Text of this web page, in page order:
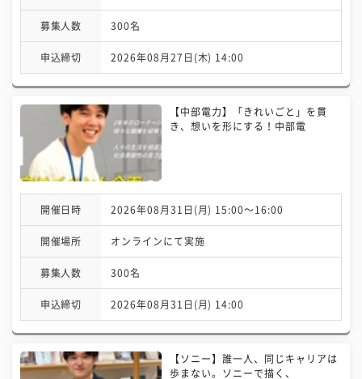
募集人数 300名
申込締切 2026年08月27日(木) 14:00
【中部電力】「きれいごと」を貫
き、想いを形にする！中部電
開催日時 2026年08月31日(月) 15:00〜16:00
開催場所 オンラインにて実施
募集人数 300名
申込締切 2026年08月31日(月) 14:00
【ソニー】誰一人、同じキャリアは
歩まない。ソニーで描く、